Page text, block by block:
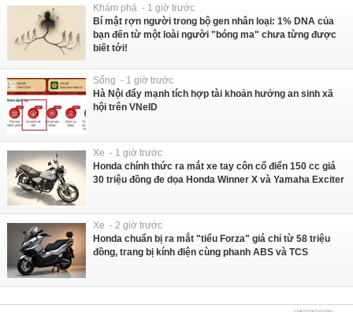
Khám phá - 1 giờ trước
Bí mật rợn người trong bộ gen nhân loại: 1% DNA của
bạn đến từ một loài người "bóng ma" chưa từng được
biết tới!
Sống - 1 giờ trước
Hà Nội đẩy mạnh tích hợp tài khoản hưởng an sinh xã
hội trên VNeID
Xe - 1 giờ trước
Honda chính thức ra mắt xe tay côn cổ điển 150 cc giá
30 triệu đồng đe dọa Honda Winner X và Yamaha Exciter
Xe - 2 giờ trước
Honda chuẩn bị ra mắt "tiểu Forza" giá chỉ từ 58 triệu
đồng, trang bị kính điện cùng phanh ABS và TCS